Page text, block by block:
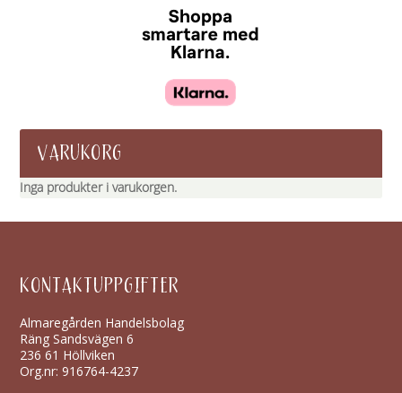
VARUKORG
Inga produkter i varukorgen.
KONTAKTUPPGIFTER
Almaregården Handelsbolag
Räng Sandsvägen 6
236 61 Höllviken
Org.nr: 916764-4237